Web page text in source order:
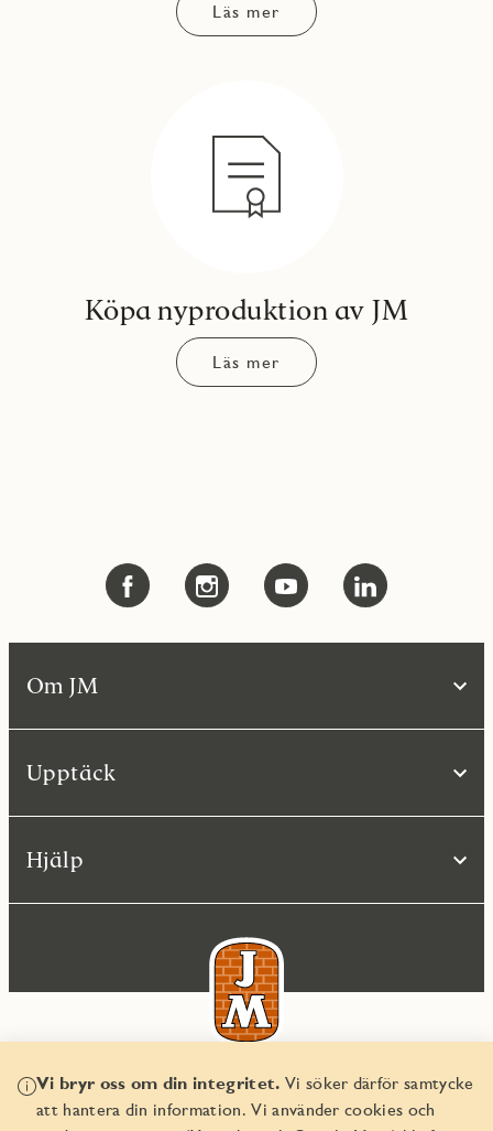
Läs mer
Köpa nyproduktion av JM
Läs mer
Vi bryr oss om din integritet. Vi söker därför samtycke
att hantera din information. Vi använder cookies och
Om JM
Upptäck
Hjälp
© JM AB 2026
Organisationsnummer 556045-2103